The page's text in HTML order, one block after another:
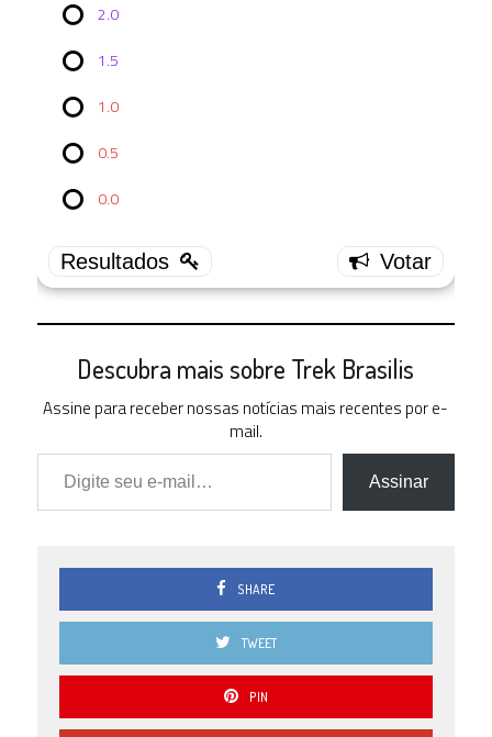
2.0
1.5
1.0
0.5
0.0
39.13 % )
3.0
2.5
1 ( 4.35
1.5
1.0
0.5
0 ( 0 % )
0.0
Descubra mais sobre Trek Brasilis
Assine para receber nossas notícias mais recentes por e-
mail.
Digite seu e-mail…
Assinar
SHARE
TWEET
PIN